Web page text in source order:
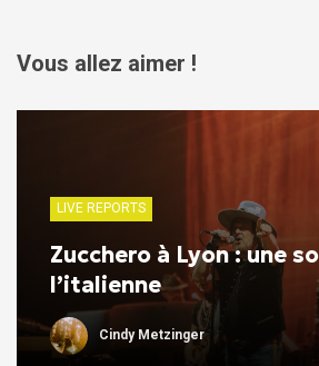
Vous allez aimer !
LIVE REPORTS
Zucchero à Lyon : une
l’italienne
Cindy Metzinger